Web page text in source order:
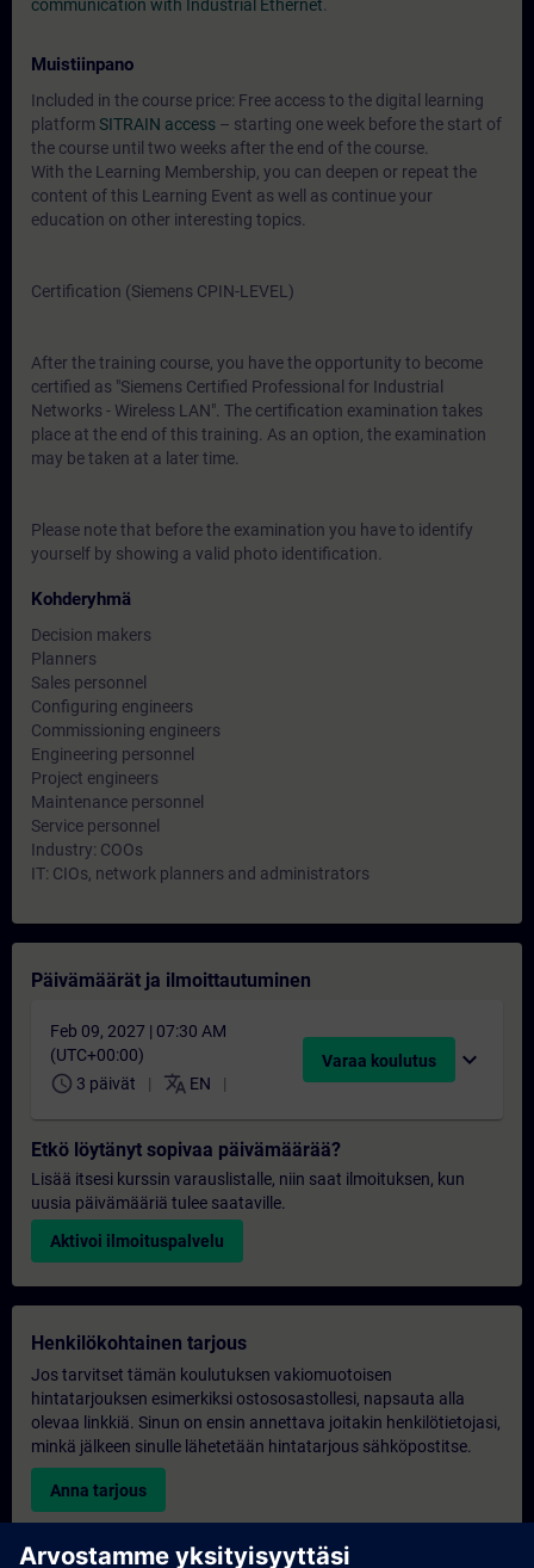
communication with Industrial Ethernet
Muistiinpano
Included in the course price: Free access to the digital learning
platform SITRAIN access – starting one week before the start of
the course until two weeks after the end of the course.
With the Learning Membership, you can deepen or repeat the
content of this Learning Event as well as continue your
education on other interesting topics.
Certification (Siemens CPIN-LEVEL)
After the training course, you have the opportunity to become
certified as "Siemens Certified Professional for Industrial
Networks - Wireless LAN". The certification examination takes
place at the end of this training. As an option, the examination
may be taken at a later time.
Please note that before the examination you have to identify
yourself by showing a valid photo identification.
Kohderyhmä
Decision makers
Planners
Sales personnel
Configuring engineers
Commissioning engineers
Engineering personnel
Project engineers
Maintenance personnel
Service personnel
Industry: COOs
IT: CIOs, network planners and administrators
Päivämäärät ja ilmoittautuminen
Feb 09, 2027 | 07:30 AM
(UTC+00:00)
schedule 3 päivät translate EN
Varaa koulutus expand_more
Etkö löytänyt sopivaa päivämäärää?
Lisää itsesi kurssin varauslistalle, niin saat ilmoituksen, kun
uusia päivämääriä tulee saataville.
Aktivoi ilmoituspalvelu
Henkilökohtainen tarjous
Jos tarvitset tämän koulutuksen vakiomuotoisen
hintatarjouksen esimerkiksi ostososastollesi, napsauta alla
olevaa linkkiä. Sinun on ensin annettava joitakin henkilötietojasi,
minkä jälkeen sinulle lähetetään hintatarjous sähköpostitse.
Anna tarjous